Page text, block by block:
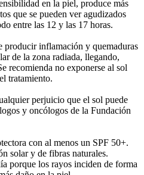
en la piel, produce más
que se pueden ver agudizados
entre las 12 y las 17 horas.
producir inflamación y quemaduras
de la zona radiada, llegando,
recomienda no exponerse al sol
tratamiento.
perjuicio que el sol puede
y oncólogos de la Fundación
con al menos un SPF 50+.
solar y de fibras naturales.
porque los rayos inciden de forma